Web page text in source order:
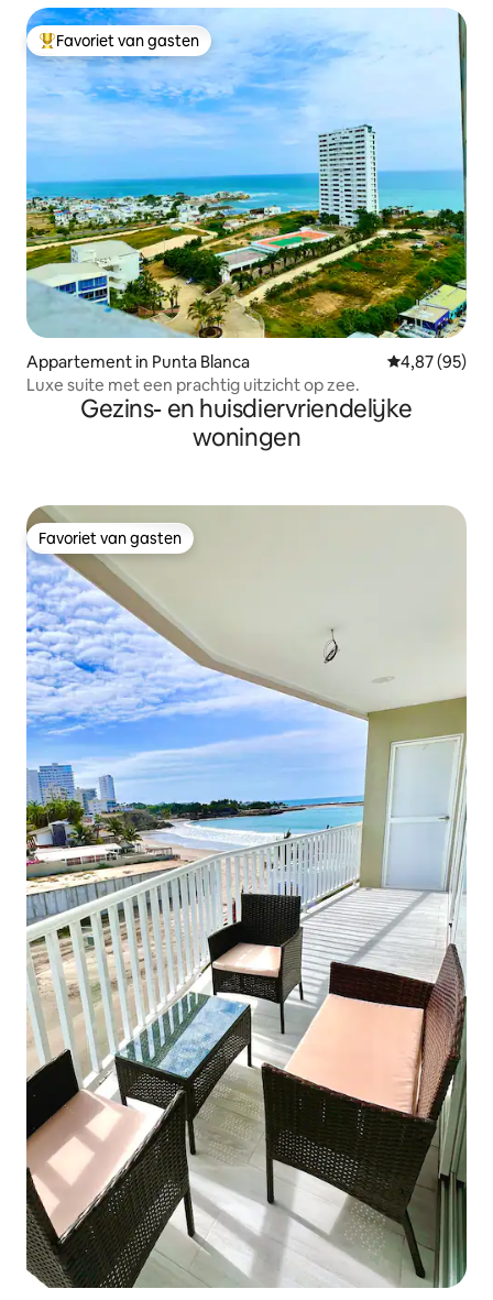
Topfavoriet van gasten
Favoriet van gasten
Appartement in Punta Blanca Gemiddelde
4,87 (95)
Luxe suite met een prachtig uitzicht op zee.
Gezins- en huisdiervriendelijke
woningen
Favoriet van gasten
Favoriet van gasten